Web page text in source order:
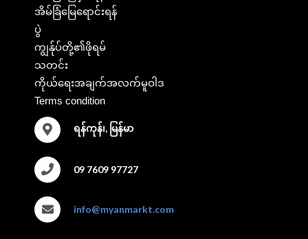
အိမ်ခြံမြေရောင်းရန်
ပွဲ
ကျွန်ုပ်တို့၏ဖိုရမ်
သတင်း
ကိုယ်ရေးအချက်အလက်မူဝါဒ
Terms condition
ရန်ကုန်၊, မြန်မာ
09 7609 97727
info@myanmarkt.com